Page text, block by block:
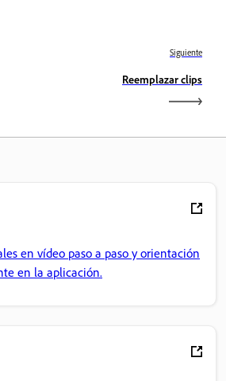
Siguiente
Reemplazar clips
en vídeo paso a paso y orientación
en la aplicación.